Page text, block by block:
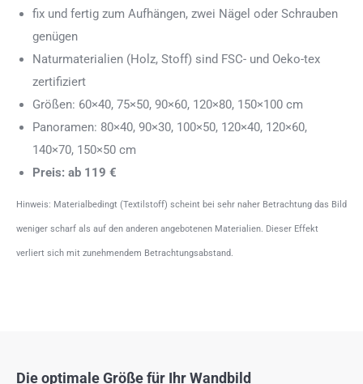
fix und fertig zum Aufhängen, zwei Nägel oder Schrauben
genügen
Naturmaterialien (Holz, Stoff) sind FSC- und Oeko-tex
zertifiziert
Größen: 60×40, 75×50, 90×60, 120×80, 150×100 cm
Panoramen: 80×40, 90×30, 100×50, 120×40, 120×60,
140×70, 150×50 cm
Preis: ab 119 €
Hinweis: Materialbedingt (Textilstoff) scheint bei sehr naher Betrachtung das Bild
weniger scharf als auf den anderen angebotenen Materialien. Dieser Effekt
verliert sich mit zunehmendem Betrachtungsabstand.
Die optimale Größe für Ihr Wandbild